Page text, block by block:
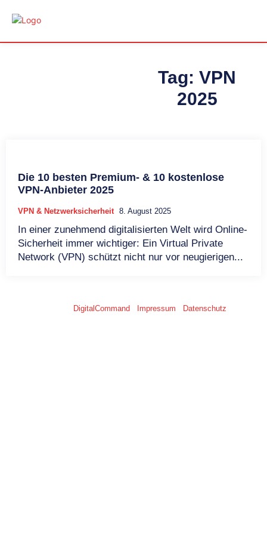
Tag:VPN
2025
Die 10 besten Premium- & 10 kostenlose
VPN-Anbieter 2025
VPN & Netzwerksicherheit 8. August 2025
In einer zunehmend digitalisierten Welt wird Online-
Sicherheit immer wichtiger: Ein Virtual Private
Network (VPN) schützt nicht nur vor neugierigen...
DigitalCommand Impressum Datenschutz